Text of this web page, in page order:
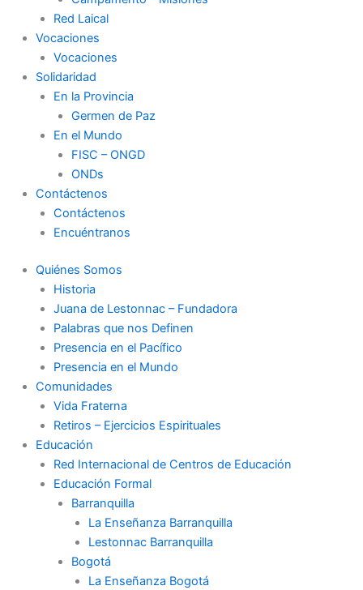
Red Laical
Vocaciones
Vocaciones
Solidaridad
En la Provincia
Germen de Paz
En el Mundo
FISC – ONGD
ONDs
Contáctenos
Contáctenos
Encuéntranos
Quiénes Somos
Historia
Juana de Lestonnac – Fundadora
Palabras que nos Definen
Presencia en el Pacífico
Presencia en el Mundo
Comunidades
Vida Fraterna
Retiros – Ejercicios Espirituales
Educación
Red Internacional de Centros de Educación
Educación Formal
Barranquilla
La Enseñanza Barranquilla
Lestonnac Barranquilla
Bogotá
La Enseñanza Bogotá